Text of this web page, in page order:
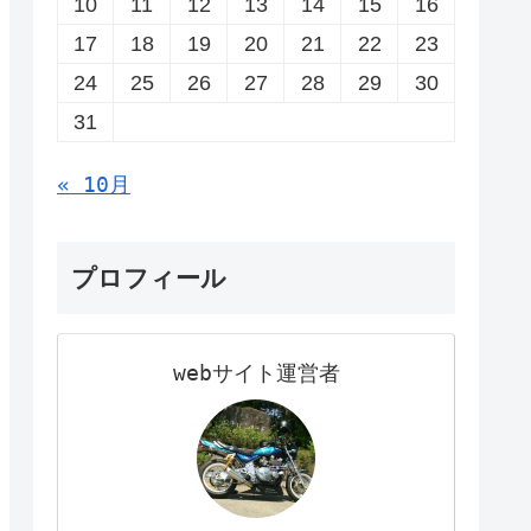
17
18 19 20 21 22
23
24
25 26 27 28 29
30
31
« 10月
プロフィール
webサイト運営者